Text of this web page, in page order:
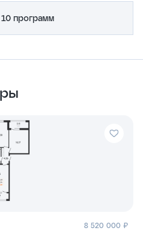
10 программ
8 520 000 ₽